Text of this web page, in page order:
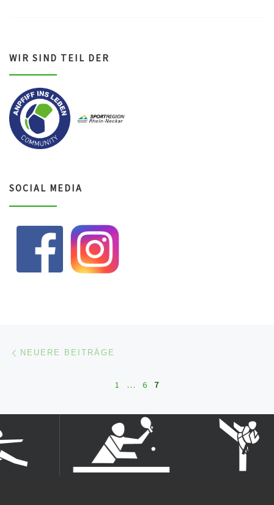
WIR SIND TEIL DER
SOCIAL MEDIA
Beitragsnavigation
NEUERE BEITRÄGE
1 … 6 7